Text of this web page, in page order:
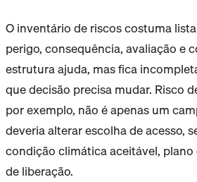
O inventário de riscos costuma
perigo, consequência, avaliação e
estrutura ajuda, mas fica
que decisão precisa mudar. Risco
por exemplo, não é apenas um
deveria alterar escolha de acesso,
condição climática aceitável,
de liberação.